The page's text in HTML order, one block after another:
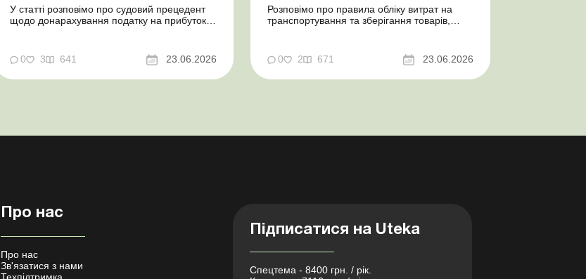
У статті розповімо про судовий прецедент
щодо донарахування податку на прибуток
як мінімізувати податкові ризики. Проблемні
витрати: податкові ризики та судова
практика Розуміємо ваші хвилювання через
0 3 641 23.06.2026
Розповімо про правила обліку витрат на
транспортування та зберігання товарів,
Проблемні витрати: податкові ризики та
судова практика Здавалось би, у цьому
питанні неоднозначності бути не може.
0 2 671 23.06.2026
Про нас
Про нас
Зв'язатися з нами
Підписатися на Uteka
Спецтема - 8400 грн. / рік.